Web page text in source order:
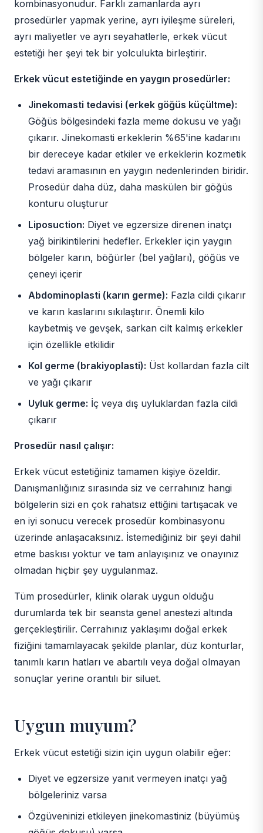
kombinasyonudur. Farklı zamanlarda ayrı
prosedürler yapmak yerine, ayrı iyileşme süreleri,
ayrı maliyetler ve ayrı seyahatlerle, erkek vücut
estetiği her şeyi tek bir yolculukta birleştirir.
Erkek vücut estetiğinde en yaygın prosedürler:
Jinekomasti tedavisi (erkek göğüs küçültme):
Göğüs bölgesindeki fazla meme dokusu ve yağı
çıkarır. Jinekomasti erkeklerin %65'ine kadarını
bir dereceye kadar etkiler ve erkeklerin kozmetik
tedavi aramasının en yaygın nedenlerinden biridir.
Prosedür daha düz, daha maskülen bir göğüs
konturu oluşturur
Liposuction: Diyet ve egzersize direnen inatçı
yağ birikintilerini hedefler. Erkekler için yaygın
bölgeler karın, böğürler (bel yağları), göğüs ve
çeneyi içerir
Abdominoplasti (karın germe): Fazla cildi çıkarır
ve karın kaslarını sıkılaştırır. Önemli kilo
kaybetmiş ve gevşek, sarkan cilt kalmış erkekler
için özellikle etkilidir
Kol germe (brakiyoplasti): Üst kollardan fazla cilt
ve yağı çıkarır
Uyluk germe: İç veya dış uyluklardan fazla cildi
çıkarır
Prosedür nasıl çalışır:
Erkek vücut estetiğiniz tamamen kişiye özeldir.
Danışmanlığınız sırasında siz ve cerrahınız hangi
bölgelerin sizi en çok rahatsız ettiğini tartışacak ve
en iyi sonucu verecek prosedür kombinasyonu
üzerinde anlaşacaksınız. İstemediğiniz bir şeyi dahil
etme baskısı yoktur ve tam anlayışınız ve onayınız
olmadan hiçbir şey uygulanmaz.
Tüm prosedürler, klinik olarak uygun olduğu
durumlarda tek bir seansta genel anestezi altında
gerçekleştirilir. Cerrahınız yaklaşımı doğal erkek
fiziğini tamamlayacak şekilde planlar, düz konturlar,
tanımlı karın hatları ve abartılı veya doğal olmayan
sonuçlar yerine orantılı bir siluet.
Uygun muyum?
Erkek vücut estetiği sizin için uygun olabilir eğer:
Diyet ve egzersize yanıt vermeyen inatçı yağ
bölgeleriniz varsa
Özgüveninizi etkileyen jinekomastiniz (büyümüş